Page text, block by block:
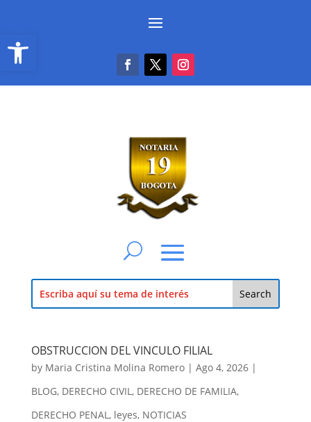
Abrir barra de herramientas
OBSTRUCCION DEL VINCULO FILIAL
by Maria Cristina Molina Romero| Ago 4, 2026|
BLOG, DERECHO CIVIL, DERECHO DE FAMILIA,
DERECHO PENAL, leyes, NOTICIAS